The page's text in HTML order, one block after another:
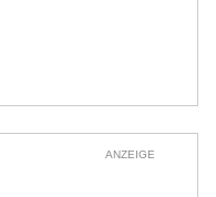
ANZEIGE